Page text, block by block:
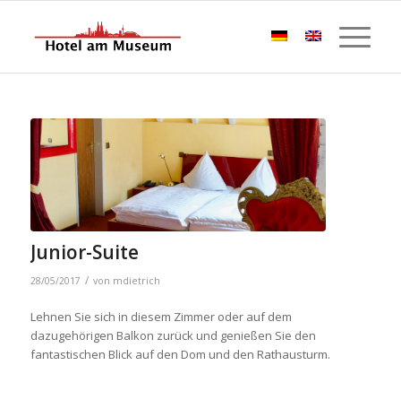
Junior-Suite
28/05/2017 / von mdietrich
Lehnen Sie sich in diesem Zimmer oder auf dem
dazugehörigen Balkon zurück und genießen Sie den
fantastischen Blick auf den Dom und den Rathausturm.